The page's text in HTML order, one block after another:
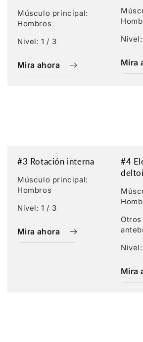
Músculo principal:
Hombros
Nivel: 1 / 3
Mira ahora Mira
#3 Rotación interna
Músculo principal:
Hombros
Nivel: 1 / 3
Mira ahora
#4
Mira